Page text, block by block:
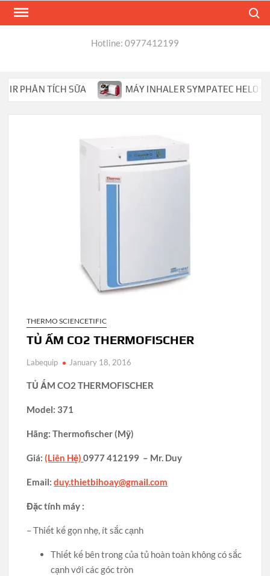
Skip
Hotline: 0977412199
PHÂN TÍCH SỮA MÁY INHALER SYMPATEC HELOS
THERMO SCIENCETIFIC
TỦ ẤM CO2 THERMOFISCHER
Labequip January 18, 2016
TỦ ẤM CO2 THERMOFISCHER
Model: 371
Hãng: Thermofischer (Mỹ)
Giá:(Liên Hệ)0977 412199 – Mr. Duy
Email:duy.thietbihoay@gmail.com
Đặc tính máy :
– Thiết kế gọn nhẹ, ít sắc cạnh
Thiết kế bên trong của tủ hoàn toàn không có sắc
cạnh với các góc tròn